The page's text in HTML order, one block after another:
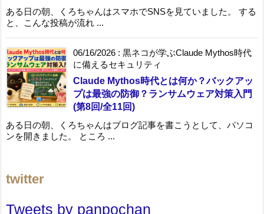
ある日の朝、くろちゃんはスマホでSNSを見ていました。 する
と、こんな投稿が流れ ...
06/16/2026 : 黒ネコが学ぶClaude Mythos時代
に備えるセキュリティ
Claude Mythos時代とは何か？バックアッ
プは最強の防御？ランサムウェア対策入門
(第8回/全11回)
ある日の朝、くろちゃんはブログ記事を書こうとして、パソコ
ンを開きました。 ところ ...
twitter
Tweets by panpochan